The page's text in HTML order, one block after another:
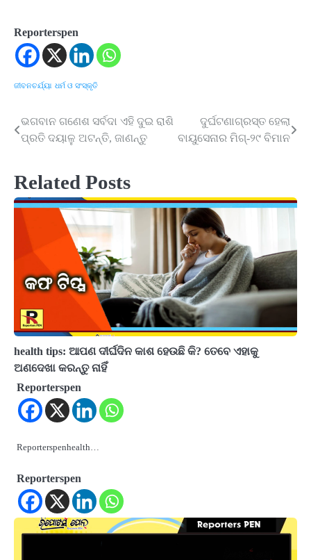
Reporterspen
ଜୀବନଚର୍ଯ୍ୟା ଧର୍ମ ଓ ସଂସ୍କୃତି
Post
navigation
ଭଗବାନ ଗଣେଶ ସର୍ବଦା ଏହି ଦୁଇ ରାଶି
ପ୍ରତି ଦୟାଳୁ ଅଟନ୍ତି, ଜାଣନ୍ତୁ
ଦୁର୍ଘଟଣାଗ୍ରସ୍ତ ହେଲା
ବାୟୁସେନାର ମିଗ୍-୨୯ ବିମାନ
Related Posts
health tips: ଆପଣ ଦୀର୍ଘଦିନ କାଶ ହେଉଛି କି? ତେବେ ଏହାକୁ
ଅଣଦେଖା କରନ୍ତୁ ନାହିଁ
Reporterspen
Reporterspenhealth…
Reporterspen